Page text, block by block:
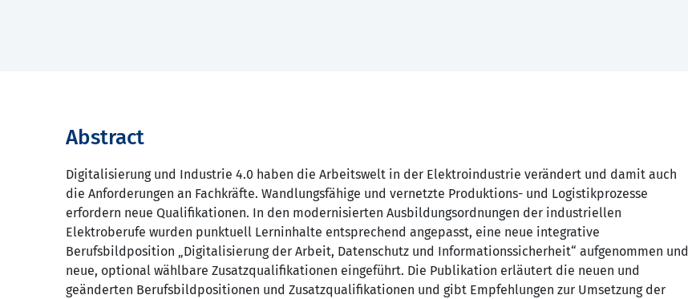
Abstract
Digitalisierung und Industrie 4.0 haben die Arbeitswelt in der Elektroindustrie verändert und damit auch
die Anforderungen an Fachkräfte. Wandlungsfähige und vernetzte Produktions- und Logistikprozesse
erfordern neue Qualifikationen. In den modernisierten Ausbildungsordnungen der industriellen
Elektroberufe wurden punktuell Lerninhalte entsprechend angepasst, eine neue integrative
Berufsbildposition „Digitalisierung der Arbeit, Datenschutz und Informationssicherheit“ aufgenommen und
neue, optional wählbare Zusatzqualifikationen eingeführt. Die Publikation erläutert die neuen und
geänderten Berufsbildpositionen und Zusatzqualifikationen und gibt Empfehlungen zur Umsetzung der